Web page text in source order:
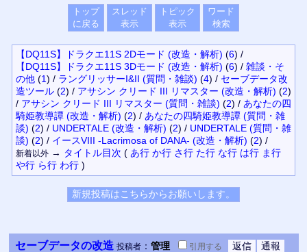
トップ
に戻る
スレッド
表示
トピック
表示
ワード
検索
【DQ11S】ドラクエ11S 2Dモード (改造・解析) (6) /
【DQ11S】ドラクエ11S 3Dモード (改造・解析) (6) / 雑談・そ
の他 (1) / ラングリッサーI&II (質問・雑談) (4) / セーブデータ改
造ツール (2) / アサシン クリード III リマスター (改造・解析) (2)
/ アサシン クリード III リマスター (質問・雑談) (2) / あなたの四
騎姫教導譚 (改造・解析) (2) / あなたの四騎姫教導譚 (質問・雑
談) (2) / UNDERTALE (改造・解析) (2) / UNDERTALE (質問・雑
談) (2) / イースVIII -Lacrimosa of DANA- (改造・解析) (2) /
新着以外 → タイトル目次 ( あ行 か行 さ行 た行 な行 は行 ま行
や行 ら行 わ行 )
セーブデータの改造 投稿者： 管理 引用する